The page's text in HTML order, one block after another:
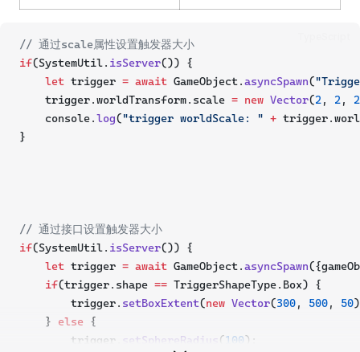
// 通过scale属性设置触发器大小
if(SystemUtil. isServer()) {
let trigger = await GameObject.asyncSpawn(
    trigger.worldTransform.scale
= new Vector(2 , 2 , 2
    console.
log("trigger worldScale: " +
}
// 通过接口设置触发器大小
if(SystemUtil. isServer()) {
let trigger = await GameObject.asyncSpawn
if(trigger.shape == TriggerShapeType.Box) {
        trigger.
setBoxExtent(new Vector(300, 500, 50
    }
else {
        trigger.
setSphereRadius (100);